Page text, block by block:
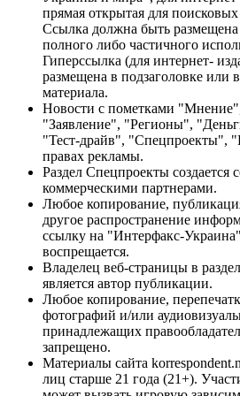
прямая открытая для
Ссылка должна быть размещена
полного либо частичного
Гиперссылка (для интернет-
размещена в подзаголовке или
материала.
Новости с пометками
"Заявление", "Регионы",
"Тест-драйв", "Спецпроекты",
правах рекламы.
Раздел Спецпроекты создается
коммерческими партнерами.
Любое копирование,
другое распространение
ссылку на "Интерфакс-
воспрещается.
Владелец веб-страницы в
является автор публикации.
Любое копирование,
фотографий и/или
принадлежащих
запрещено.
Материалы сайта
лиц старше 21 года (21+).